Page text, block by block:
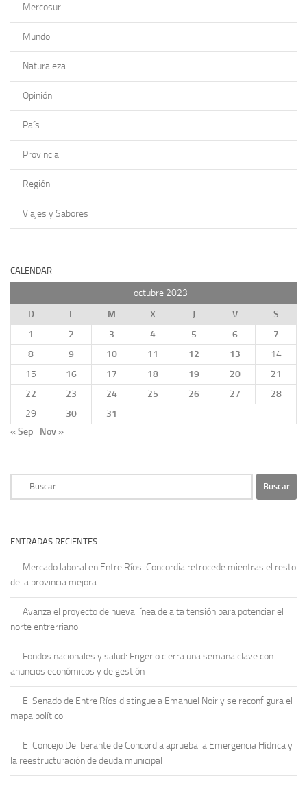
Mercosur
Mundo
Naturaleza
Opinión
País
Provincia
Región
Viajes y Sabores
CALENDAR
octubre 2023
D
L M X J V
S
1
2 3 4 5 6
7
8
9 10 11 12 13
14
15
16 17 18 19 20
21
22
23 24 25 26 27
28
29
30
31
« Sep
Nov »
ENTRADAS RECIENTES
Mercado laboral en Entre Ríos: Concordia retrocede mientras el resto
de la provincia mejora
Avanza el proyecto de nueva línea de alta tensión para potenciar el
norte entrerriano
Fondos nacionales y salud: Frigerio cierra una semana clave con
anuncios económicos y de gestión
El Senado de Entre Ríos distingue a Emanuel Noir y se reconfigura el
mapa político
El Concejo Deliberante de Concordia aprueba la Emergencia Hídrica y
la reestructuración de deuda municipal